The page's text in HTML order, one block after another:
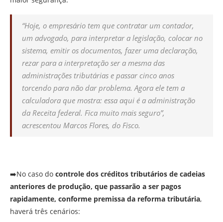
“Hoje, o empresário tem que contratar um contador,
um advogado, para interpretar a legislação, colocar no
sistema, emitir os documentos, fazer uma declaração,
rezar para a interpretação ser a mesma das
administrações tributárias e passar cinco anos
torcendo para não dar problema. Agora ele tem a
calculadora que mostra: essa aqui é a administração
da Receita federal. Fica muito mais seguro”,
acrescentou Marcos Flores, do Fisco.
➡️No caso do controle dos créditos tributários de cadeias
anteriores de produção, que passarão a ser pagos
rapidamente, conforme premissa da reforma tributária,
haverá três cenários: